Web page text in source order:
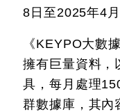
8日至2025年4月
《KEYPO大數
擁有巨量資料，
具，每月處理
群數據庫，其內